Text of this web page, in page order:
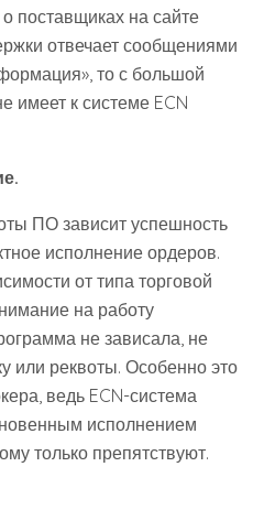
поставщиках на сайте
отвечает сообщениями
то с большой
имеет к системе ECN
ПО зависит успешность
исполнение ордеров.
от типа торговой
на работу
не зависала, не
или реквоты. Особенно это
ведь ECN-система
исполнением
только препятствуют.